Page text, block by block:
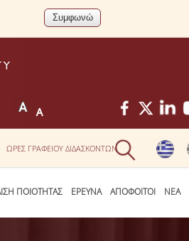
ΩΡΕΣ ΓΡΑΦΕΙΟΥ ΔΙΔΑΣΚΟΝΤΩΝ
ΠΟΙΟΤΗΤΑΣ ΕΡΕΥΝΑ ΑΠΟΦΟΙΤΟΙ ΝΕΑ